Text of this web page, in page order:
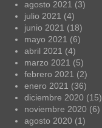
agosto 2021 (3)
julio 2021 (4)
junio 2021 (18)
mayo 2021 (6)
abril 2021 (4)
marzo 2021 (5)
febrero 2021 (2)
enero 2021 (36)
diciembre 2020 (15)
noviembre 2020 (6)
agosto 2020 (1)